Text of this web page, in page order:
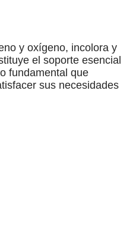
y oxígeno, incolora y
el soporte esencial
fundamental que
sus necesidades